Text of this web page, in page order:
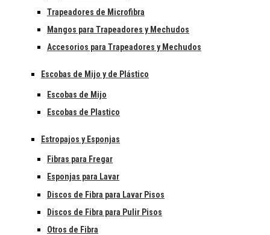
Trapeadores de Microfibra
Mangos para Trapeadores y Mechudos
Accesorios para Trapeadores y Mechudos
Escobas de Mijo y de Plástico
Escobas de Mijo
Escobas de Plastico
Estropajos y Esponjas
Fibras para Fregar
Esponjas para Lavar
Discos de Fibra para Lavar Pisos
Discos de Fibra para Pulir Pisos
Otros de Fibra